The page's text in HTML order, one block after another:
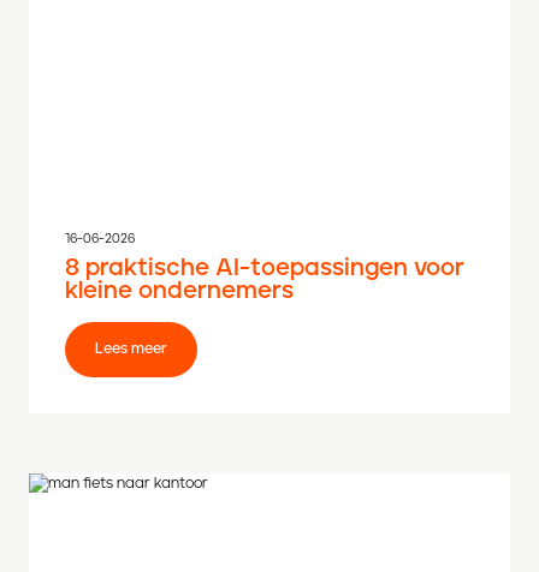
16-06-2026
8 praktische AI-toepassingen voor
kleine ondernemers
Lees meer